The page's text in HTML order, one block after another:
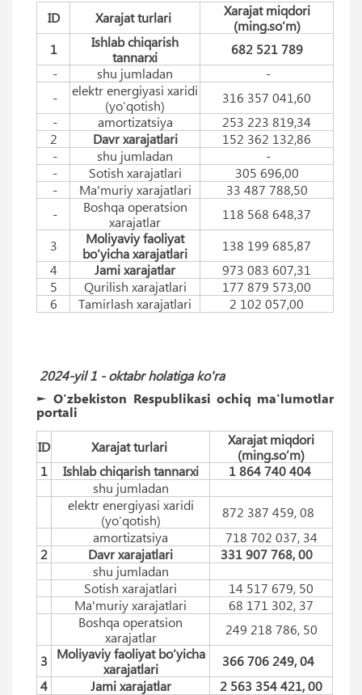
ID Xarajat turlari
Xarajat miqdori
(ming.so‘m)
1
Ishlab chiqarish
tannarxi
682 521 789
-
shu jumladan
-
-
elektr energiyasi xaridi
(yo‘qotish)
316 357 041,60
-
amortizatsiya
253 223 819,34
2
Davr xarajatlari
152 362 132,86
-
shu jumladan
-
-
Sotish xarajatlari
305 696,00
-
Ma'muriy xarajatlari
33 487 788,50
-
Boshqa operatsion
xarajatlar
118 568 648,37
3
Moliyaviy faoliyat
bo‘yicha xarajatlari
138 199 685,87
4
Jami xarajatlar
973 083 607,31
5
Qurilish xarajatlari
177 879 573,00
6
Tamirlash xarajatlari 2 102 057,00
2024-yil 1 -oktabrholatiga ko'ra
► O'zbekiston Respublikasi ochiq ma'lumotlar
portali
ID Xarajat turlari
Xarajat miqdori
(ming.so‘m)
1
Ishlab chiqarish tannarxi
1 864 740 404
shu jumladan
elektr energiyasi xaridi
(yo‘qotish)
872 387 459, 08
amortizatsiya
718 702 037, 34
2
Davr xarajatlari
331 907 768, 00
shu jumladan
Sotish xarajatlari
14 517 679, 50
Ma'muriy xarajatlari
68 171 302, 37
Boshqa operatsion
xarajatlar
249 218 786, 50
3
Moliyaviy faoliyat bo‘yicha
xarajatlari
366 706 249, 04
4
Jami xarajatlar 2 563 354 421, 00